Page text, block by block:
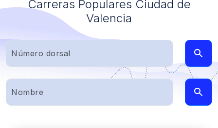
Carreras Populares Ciudad de
Valencia